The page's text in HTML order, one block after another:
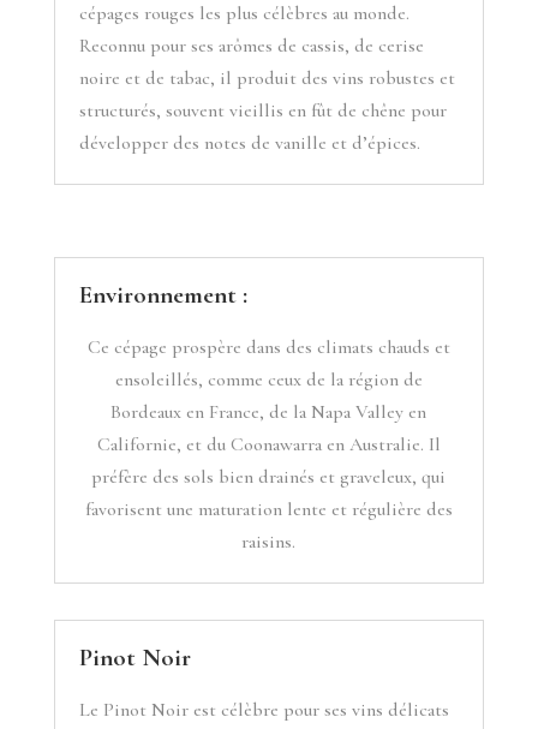
cépages rouges les plus célèbres au monde.
Reconnu pour ses arômes de cassis, de cerise
noire et de tabac, il produit des vins robustes et
structurés, souvent vieillis en fût de chêne pour
développer des notes de vanille et d’épices.
Environnement :
Ce cépage prospère dans des climats chauds et
ensoleillés, comme ceux de la région de
Bordeaux en France, de la Napa Valley en
Californie, et du Coonawarra en Australie. Il
préfère des sols bien drainés et graveleux, qui
favorisent une maturation lente et régulière des
raisins.
Pinot Noir
Le Pinot Noir est célèbre pour ses vins délicats